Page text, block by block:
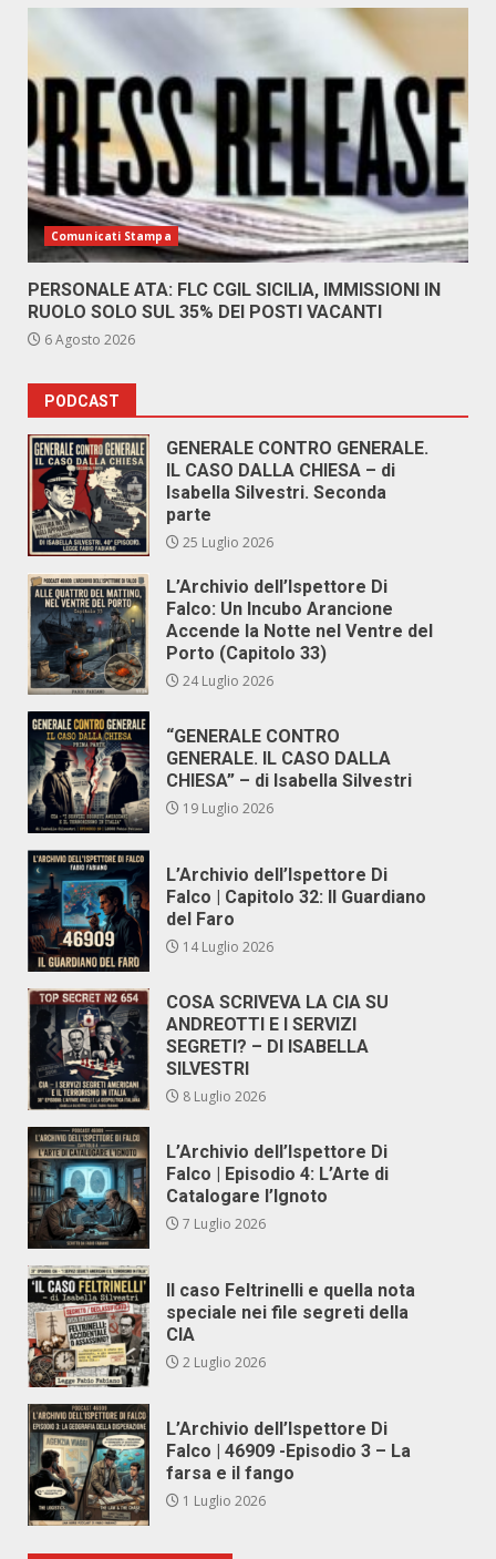
Comunicati Stampa
PERSONALE ATA: FLC CGIL SICILIA, IMMISSIONI IN
RUOLO SOLO SUL 35% DEI POSTI VACANTI
6 Agosto 2026
PODCAST
GENERALE CONTRO GENERALE.
IL CASO DALLA CHIESA – di
Isabella Silvestri. Seconda
parte
25 Luglio 2026
L’Archivio dell’Ispettore Di
Falco: Un Incubo Arancione
Accende la Notte nel Ventre del
Porto (Capitolo 33)
24 Luglio 2026
“GENERALE CONTRO
GENERALE. IL CASO DALLA
CHIESA” – di Isabella Silvestri
19 Luglio 2026
L’Archivio dell’Ispettore Di
Falco | Capitolo 32: Il Guardiano
del Faro
14 Luglio 2026
COSA SCRIVEVA LA CIA SU
ANDREOTTI E I SERVIZI
SEGRETI? – DI ISABELLA
SILVESTRI
8 Luglio 2026
L’Archivio dell’Ispettore Di
Falco | Episodio 4: L’Arte di
Catalogare l’Ignoto
7 Luglio 2026
Il caso Feltrinelli e quella nota
speciale nei file segreti della
CIA
2 Luglio 2026
L’Archivio dell’Ispettore Di
Falco | 46909 -Episodio 3 – La
farsa e il fango
1 Luglio 2026